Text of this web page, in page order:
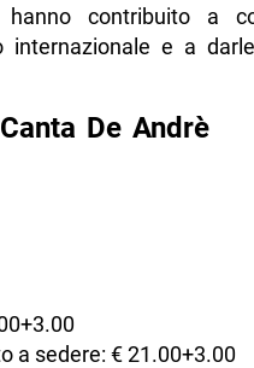
contribuito a
internazionale e a
De Andrè
a sedere: € 21.00+3.00